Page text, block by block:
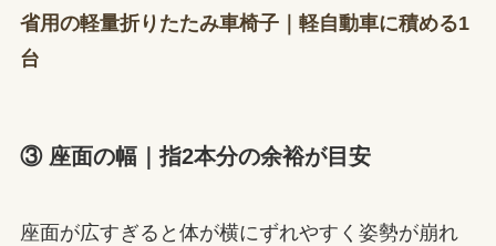
省用の軽量折りたたみ車椅子｜軽自動車に積める1
台
③ 座面の幅｜指2本分の余裕が目安
座面が広すぎると体が横にずれやすく姿勢が崩れ